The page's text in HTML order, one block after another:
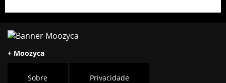
+ Moozyca
Sobre Privacidade